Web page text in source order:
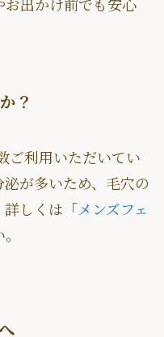
？
ご利用いただいてい
が多いため、毛穴の
しくは「メンズフェ